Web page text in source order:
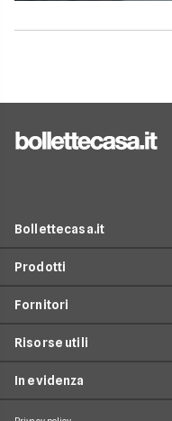
Bollettecasa.it
Contatti
Servizio clienti
Prodotti
Offerte Internet Casa
Offerte Telefonia mobile
Fornitori
Provider Internet
Risorse utili
In evidenza